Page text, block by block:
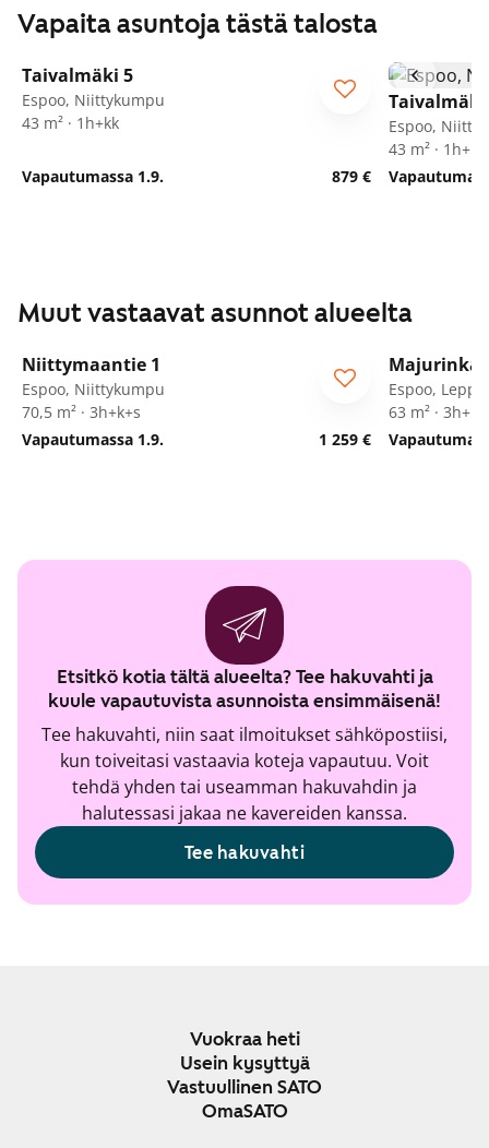
Vapaita asuntoja tästä talosta
/17
Taivalmäki 5
Espoo, Niittykumpu
43 m² · 1h+kk
Vapautumassa 1.9. 879 €
Taivalmäki
Espoo,
43 m² · 1h+kk
Muut vastaavat asunnot alueelta
Niittymaantie 1
Espoo, Niittykumpu
70,5 m² · 3h+k+s
Vapautumassa 1.9.
1 259 €
Espoo,
63 m² ·
Etsitkö kotia tältä alueelta? Tee hakuvahti ja
kuule vapautuvista asunnoista ensimmäisenä!
Tee hakuvahti, niin saat ilmoitukset sähköpostiisi,
kun toiveitasi vastaavia koteja vapautuu. Voit
tehdä yhden tai useamman hakuvahdin ja
halutessasi jakaa ne kavereiden kanssa.
Tee hakuvahti
Vuokraa heti
Usein kysyttyä
Vastuullinen SATO
OmaSATO